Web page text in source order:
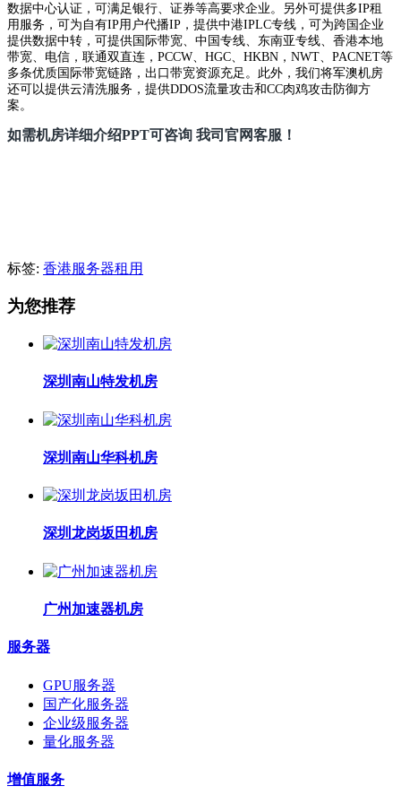
数据中心认证，可满足银行、证券等高要求企业。另外可提供多IP租
用服务，可为自有IP用户代播IP，提供中港IPLC专线，可为跨国企业
提供数据中转，可提供国际带宽、中国专线、东南亚专线、香港本地
带宽、电信，联通双直连，PCCW、HGC、HKBN，NWT、PACNET等
多条优质国际带宽链路，出口带宽资源充足。此外，我们将军澳机房
还可以提供云清洗服务，提供DDOS流量攻击和CC肉鸡攻击防御方
案。
如需机房详细介绍PPT可咨询 我司官网客服！
标签: 香港服务器租用
为您推荐
深圳南山特发机房
深圳南山华科机房
深圳龙岗坂田机房
广州加速器机房
服务器
GPU服务器
国产化服务器
企业级服务器
量化服务器
增值服务